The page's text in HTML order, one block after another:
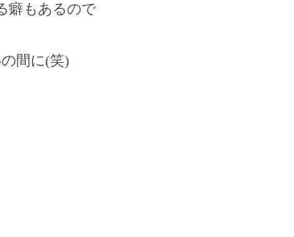
癖もあるので
の間に(笑)